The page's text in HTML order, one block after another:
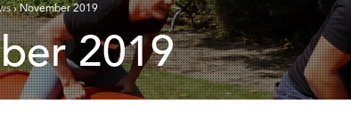
›November 2019
2019